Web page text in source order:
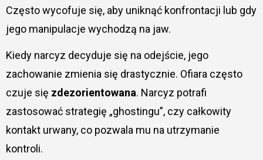
Często wycofuje się, aby uniknąć konfrontacji lub gdy
jego manipulacje wychodzą na jaw.
Kiedy narcyz decyduje się na odejście, jego
zachowanie zmienia się drastycznie. Ofiara często
czuje się zdezorientowana. Narcyz potrafi
zastosować strategię „ghostingu”, czy całkowity
kontakt urwany, co pozwala mu na utrzymanie
kontroli.